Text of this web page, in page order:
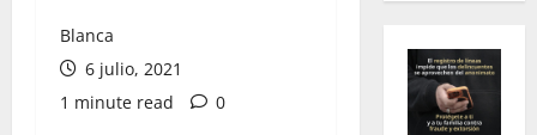
Blanca
6 julio, 2021
1 minute read
0